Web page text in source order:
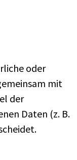
oder
mit
der
Daten (z. B.